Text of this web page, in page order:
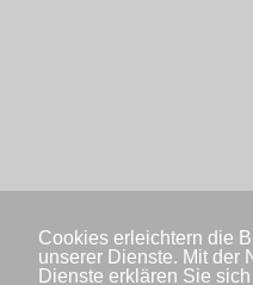
Cookies erleichtern die
unserer Dienste. Mit der
Dienste erklären Sie